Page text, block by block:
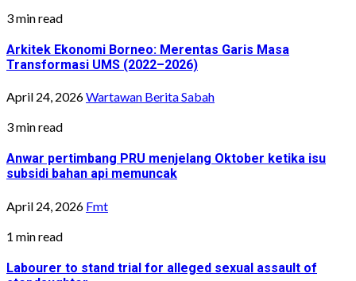
3 min read
Arkitek Ekonomi Borneo: Merentas Garis Masa
Transformasi UMS (2022–2026)
April 24, 2026Wartawan Berita Sabah
3 min read
Anwar pertimbang PRU menjelang Oktober ketika isu
subsidi bahan api memuncak
April 24, 2026 Fmt
1 min read
Labourer to stand trial for alleged sexual assault of